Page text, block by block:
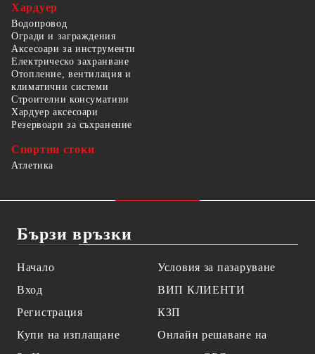
Хардуер
Водопровод
Огради и заграждения
Аксесоари за инструменти
Електрическо захранване
Отопление, вентилация и
климатични системи
Строителни консумативи
Хардуер аксесоари
Резервоари за съхранение
Спортни стоки
Атлетика
Бързи връзки
Начало
Вход
Регистрация
Купи на изплащане
Условия за пазаруване
ВИП КЛИЕНТИ
КЗП
Онлайн решаване на